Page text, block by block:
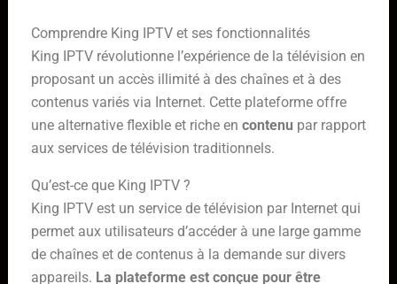
Comprendre King IPTV et ses fonctionnalités
King IPTV révolutionne l’expérience de la télévision en
proposant un accès illimité à des chaînes et à des
contenus variés via Internet. Cette plateforme offre
une alternative flexible et riche en contenu par rapport
aux services de télévision traditionnels.
Qu’est-ce que King IPTV ?
King IPTV est un service de télévision par Internet qui
permet aux utilisateurs d’accéder à une large gamme
de chaînes et de contenus à la demande sur divers
appareils. La plateforme est conçue pour être